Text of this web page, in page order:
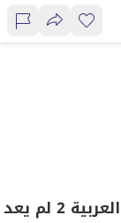
نعتذر, هذا فيلا للبيع في رشا, المرابع العربية 2 لم يعد